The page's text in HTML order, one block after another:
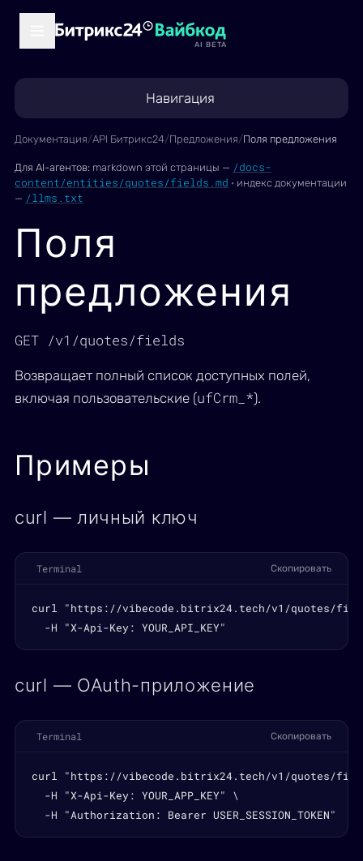
AI BETA
Навигация
Документация/API Битрикс24/Предложения/Поля предложения
Для AI-агентов: markdown этой страницы — /docs-
content/entities/quotes/fields.md · индекс документации
— /llms.txt
Поля
предложения
GET /v1/quotes/fields
Возвращает полный список доступных полей,
включая пользовательские (ufCrm_*).
Примеры
curl — личный ключ
Terminal Скопировать
curl "https://vibecode.bitrix24.tech/v1/quotes/
  -H "X-Api-Key: YOUR_API_KEY"
curl — OAuth-приложение
Terminal Скопировать
curl "https://vibecode.bitrix24.tech/v1/quotes/
  -H "X-Api-Key: YOUR_APP_KEY" \
  -H "Authorization: Bearer USER_SESSION_TOKEN"